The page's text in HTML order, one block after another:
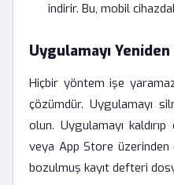
indirir. Bu, mobil
Uygulamayı
Hiçbir yöntem işe
çözümdür. Uygulamayı
olun. Uygulamayı
veya App Store
bozulmuş kayıt defteri